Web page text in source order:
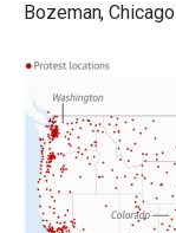
Bozeman,